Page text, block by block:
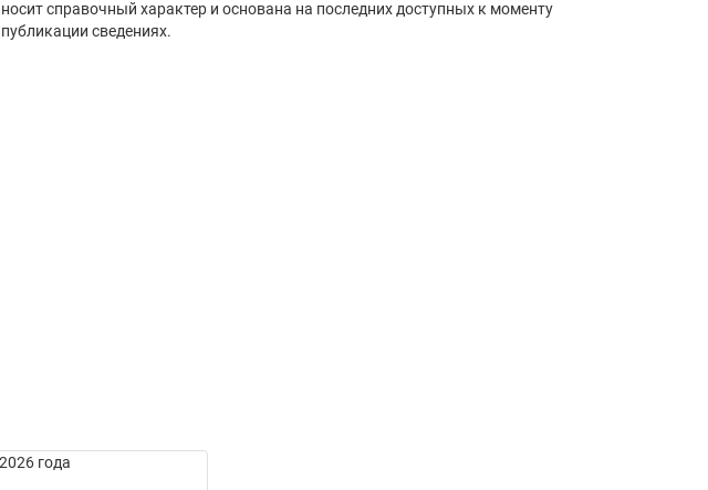
носит справочный характер и основана на последних доступных к моменту
публикации сведениях.